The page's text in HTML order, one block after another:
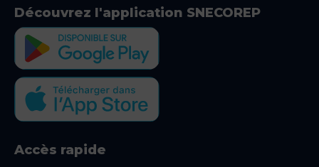
Découvrez l'application SNECOREP
Accès rapide